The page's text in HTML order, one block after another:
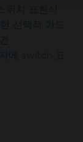
위치 표현식
선택적 가드
에 switch 표